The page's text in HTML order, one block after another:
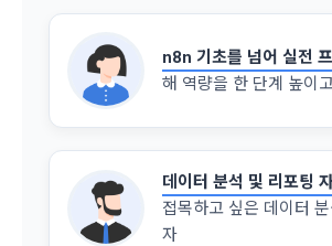
닫기확인
3. “개인회원” 및 “인재회원”은 언제든지 원
에 제공한 개인정보의 수집과 이용에 대한
다. 다만 그 경우에는 일정 부분 서비스의 이
제 7 조 (서비스의 내용과 이용)
1. "회사"는 제2조 제2항에서 정한 서비스를
서비스 내용은 다음 각 호와 같다.
5) 데이콘과 제휴한 외부 기업이나 단체로부
받을 수 있으며, 이러한 경우에는 정보통신
에서 이용자에게 개인정보 제공 동의 등을
제공합니다.
6) 기기정보와 같은 생성정보는 PC웹, 모
에서 자동으로 생성되어 수집될 수 있습니다.
n8n 기초를 넘어 실전
해 역량을 한 단계 높이
데이터 분석 및 리포팅
접목하고 싶은 데이터
자